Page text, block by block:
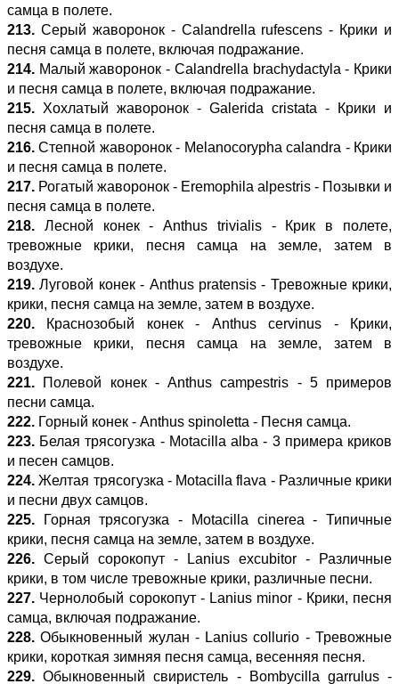
самца в полете.
213. Серый жаворонок - Calandrella rufescens - Крики и
песня самца в полете, включая подражание.
214. Малый жаворонок - Calandrella brachydactyla - Крики
и песня самца в полете, включая подражание.
215. Хохлатый жаворонок - Galerida cristata - Крики и
песня самца в полете.
216. Степной жаворонок - Melanocorypha calandra - Крики
и песня самца в полете.
217. Рогатый жаворонок - Eremophila alpestris - Позывки и
песня самца в полете.
218. Лесной конек - Anthus trivialis - Крик в полете,
тревожные крики, песня самца на земле, затем в
воздухе.
219. Луговой конек - Anthus pratensis - Тревожные крики,
крики, песня самца на земле, затем в воздухе.
220. Краснозобый конек - Anthus cervinus - Крики,
тревожные крики, песня самца на земле, затем в
воздухе.
221. Полевой конек - Anthus campestris - 5 примеров
песни самца.
222. Горный конек - Anthus spinoletta - Песня самца.
223. Белая трясогузка - Motacilla alba - 3 примера криков
и песен самцов.
224. Желтая трясогузка - Motacilla flava - Различные крики
и песни двух самцов.
225. Горная трясогузка - Motacilla cinerea - Типичные
крики, песня самца на земле, затем в воздухе.
226. Серый сорокопут - Lanius excubitor - Различные
крики, в том числе тревожные крики, различные песни.
227. Чернолобый сорокопут - Lanius minor - Крики, песня
самца, включая подражание.
228. Обыкновенный жулан - Lanius collurio - Тревожные
крики, короткая зимняя песня самца, весенняя песня.
229. Обыкновенный свиристель - Bombycilla garrulus -